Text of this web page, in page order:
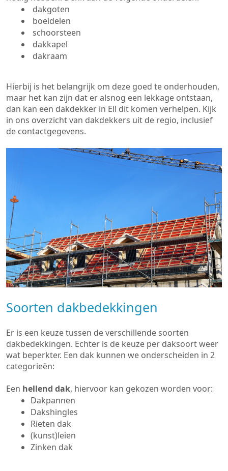
dakgoten
boeidelen
schoorsteen
dakkapel
dakraam
Hierbij is het belangrijk om deze goed te onderhouden,
maar het kan zijn dat er alsnog een lekkage ontstaan,
dan kan een dakdekker in Ell dit komen verhelpen. Kijk
in ons overzicht van dakdekkers uit de regio, inclusief
de contactgegevens.
Soorten dakbedekkingen
Er is een keuze tussen de verschillende soorten
dakbedekkingen. Echter is de keuze per daksoort weer
wat beperkter. Een dak kunnen we onderscheiden in 2
categorieën:
Een hellend dak, hiervoor kan gekozen worden voor:
Dakpannen
Dakshingles
Rieten dak
(kunst)leien
Zinken dak